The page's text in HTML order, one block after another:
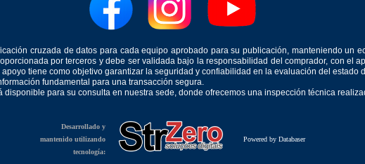
cruzada de datos para cada equipo aprobado para su publicación, manteniendo un
por terceros y debe ser validada bajo la responsabilidad del comprador, con el
tiene como objetivo garantizar la seguridad y confiabilidad en la evaluación del estado
fundamental para una transacción segura.
disponible para su consulta en nuestra sede, donde ofrecemos una inspección técnica
Desarrollado y
mantenido utilizando
tecnología:
Powered by Databaser